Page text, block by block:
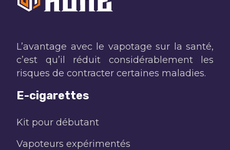
L’avantage avec le vapotage sur la santé,
c’est qu’il réduit considérablement les
risques de contracter certaines maladies.
E-cigarettes
Kit pour débutant
Vapoteurs expérimentés